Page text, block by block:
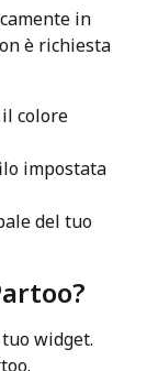
in
è richiesta
colore
impostata
del tuo
widget.